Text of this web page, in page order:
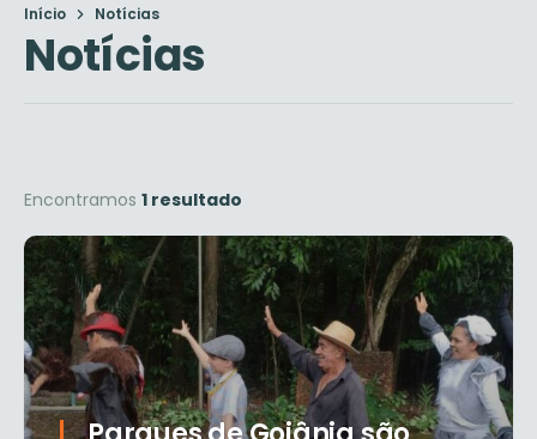
Início Notícias
Notícias
Encontramos 1 resultado